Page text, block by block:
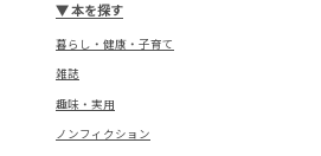
▼本を探す
暮らし・健康・子育て
雑誌
趣味・実用
ノンフィクション